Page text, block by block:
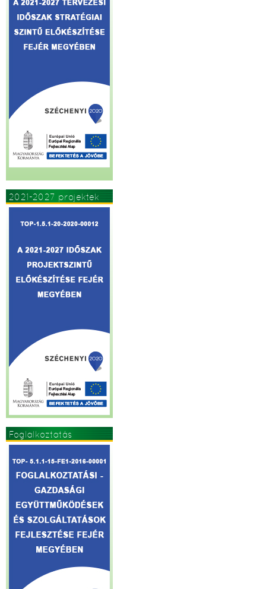
2021-2027 projektek
Foglalkoztatás